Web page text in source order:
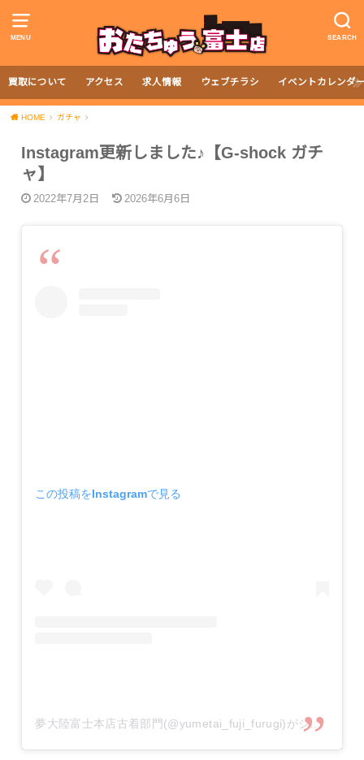
MENU SEARCH
買取について アクセス 求人情報 ウェブチラシ イベントカレンダ
HOME ガチャ
Instagram更新しました♪【G-shock ガチ
ャ】
2022年7月2日 2026年6月6日
この投稿をInstagramで見る
夢大陸富士本店古着部門(@yumetai_fuji_furugi)がシェアした投稿